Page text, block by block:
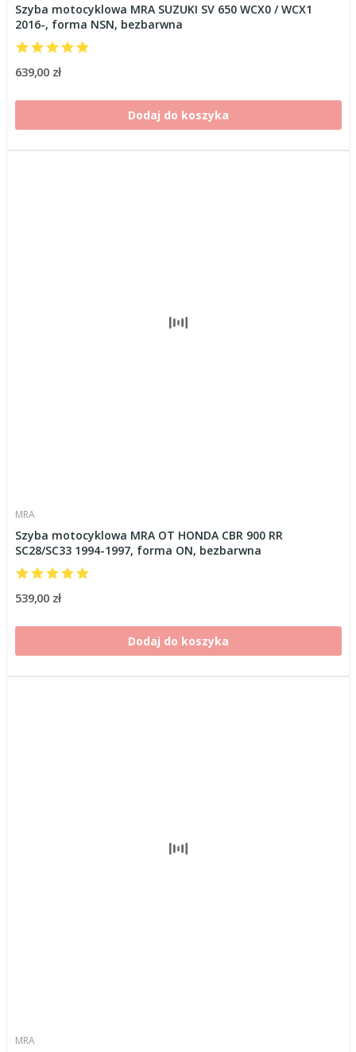
Szyba motocyklowa MRA SUZUKI SV 650 WCX0 / WCX1
2016-, forma NSN, bezbarwna
639,00 zł
Dodaj do koszyka
MRA
Szyba motocyklowa MRA OT HONDA CBR 900 RR
SC28/SC33 1994-1997, forma ON, bezbarwna
539,00 zł
Dodaj do koszyka
MRA